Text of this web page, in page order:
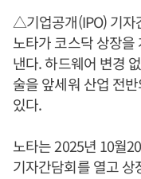
△기업공개(IPO) 기자
노타가 코스닥 상장
낸다. 하드웨어 변경
술을 앞세워 산업 전
있다.
노타는 2025년 10월
기자간담회를 열고